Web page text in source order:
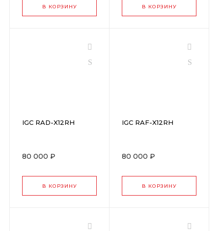
В КОРЗИНУ В КОРЗИНУ
IGC RAD-X12RH
80 000 ₽
В КОРЗИНУ
IGC RAF-X12RH
80 000 ₽
В КОРЗИНУ